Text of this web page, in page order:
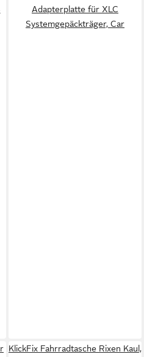
Adapterplatte für XLC
Systemgepäckträger, Car
KlickFix Fahrradtasche Rixen Kaul,